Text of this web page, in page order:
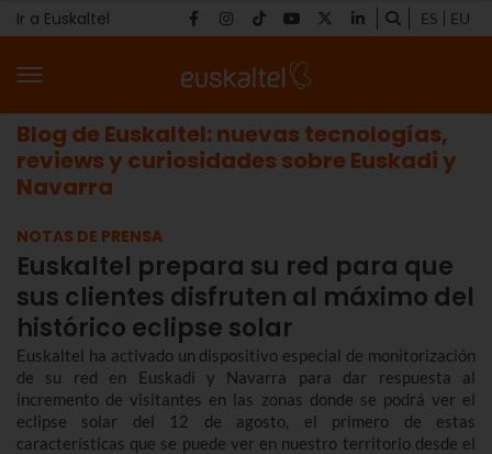
Ir a Euskaltel ES EU
Blog de Euskaltel: nuevas tecnologías,
reviews y curiosidades sobre Euskadi y
Navarra
NOTAS DE PRENSA
Euskaltel prepara su red para que
sus clientes disfruten al máximo del
histórico eclipse solar
Euskaltel ha activado un dispositivo especial de monitorización
de su red en Euskadi y Navarra para dar respuesta al
incremento de visitantes en las zonas donde se podrá ver el
eclipse solar del 12 de agosto, el primero de estas
características que se puede ver en nuestro territorio desde el